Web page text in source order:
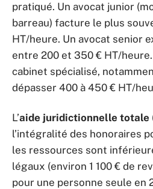
pratiqué. Un avocat junior
barreau) facture le plus
HT/heure. Un avocat senior
entre 200 et 350 € HT/
cabinet spécialisé,
dépasser 400 à 450 € HT/
L’aide juridictionnelle totale
l’intégralité des honoraires
les ressources sont
légaux (environ 1 100 € de
pour une personne seule en